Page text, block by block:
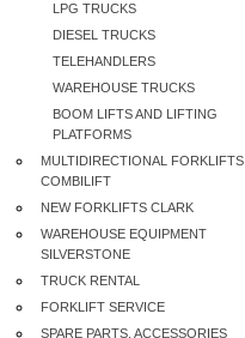
LPG TRUCKS
DIESEL TRUCKS
TELEHANDLERS
WAREHOUSE TRUCKS
BOOM LIFTS AND LIFTING
PLATFORMS
MULTIDIRECTIONAL FORKLIFTS
COMBILIFT
NEW FORKLIFTS CLARK
WAREHOUSE EQUIPMENT
SILVERSTONE
TRUCK RENTAL
FORKLIFT SERVICE
SPARE PARTS, ACCESSORIES